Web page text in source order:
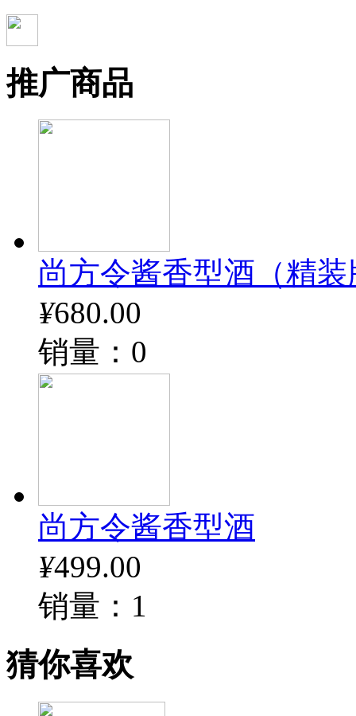
推广商品
尚方令酱香型酒（精装
¥680.00
销量：0
尚方令酱香型酒
¥499.00
销量：1
猜你喜欢